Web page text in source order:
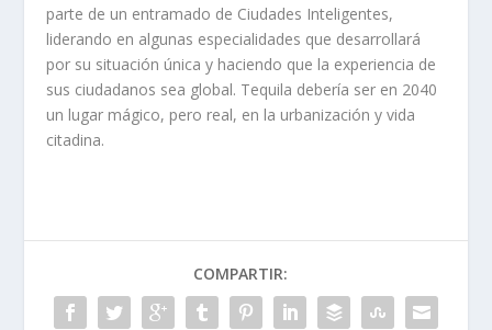
parte de un entramado de Ciudades Inteligentes,
liderando en algunas especialidades que desarrollará
por su situación única y haciendo que la experiencia de
sus ciudadanos sea global. Tequila debería ser en 2040
un lugar mágico, pero real, en la urbanización y vida
citadina.
COMPARTIR: